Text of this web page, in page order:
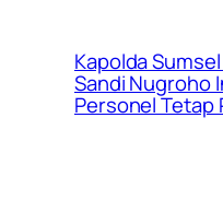
Kapolda
Sandi Nugroho
Personel Tetap